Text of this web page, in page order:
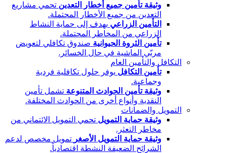
وثيقة تأمين جميع أخطار التعدين تحمي مشاريع
التعدين من جميع الأخطار المحتملة.
التأمين الزراعي يهدف إلى حماية النشاط
الزراعي من المخاطر المحتملة.
تأمين الثروة الحيوانية صندوق تكافلي لتعويض
مربّي الماشية في حال الخسائر.
التكافل والتأمين العام
تأمين التكافل يوفر حلول تكافلية فردية
وجماعية.
وثيقة تأمين الحوادث المتنوعة تشمل تأمين
النقدية وأنواع أخرى من الحوادث المختلفة.
التمويل والضمانات
وثيقة حماية التمويل تحمي التمويل الائتماني من
مخاطر التعثر.
وثيقة حماية التمويل الأصغر تمويل مخصص لدعم
الشرائح الضعيفة النشطة اقتصادياً.